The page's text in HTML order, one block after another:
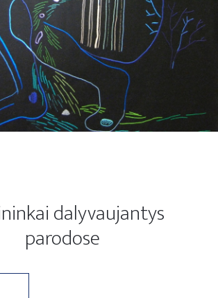
dalyvaujantys
parodose